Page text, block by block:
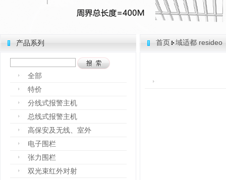
产品系列
全部
特价
分线式报警主机
总线式报警主机
高保安及无线、室外
电子围栏
张力围栏
双光束红外对射
首页 域适都 resideo